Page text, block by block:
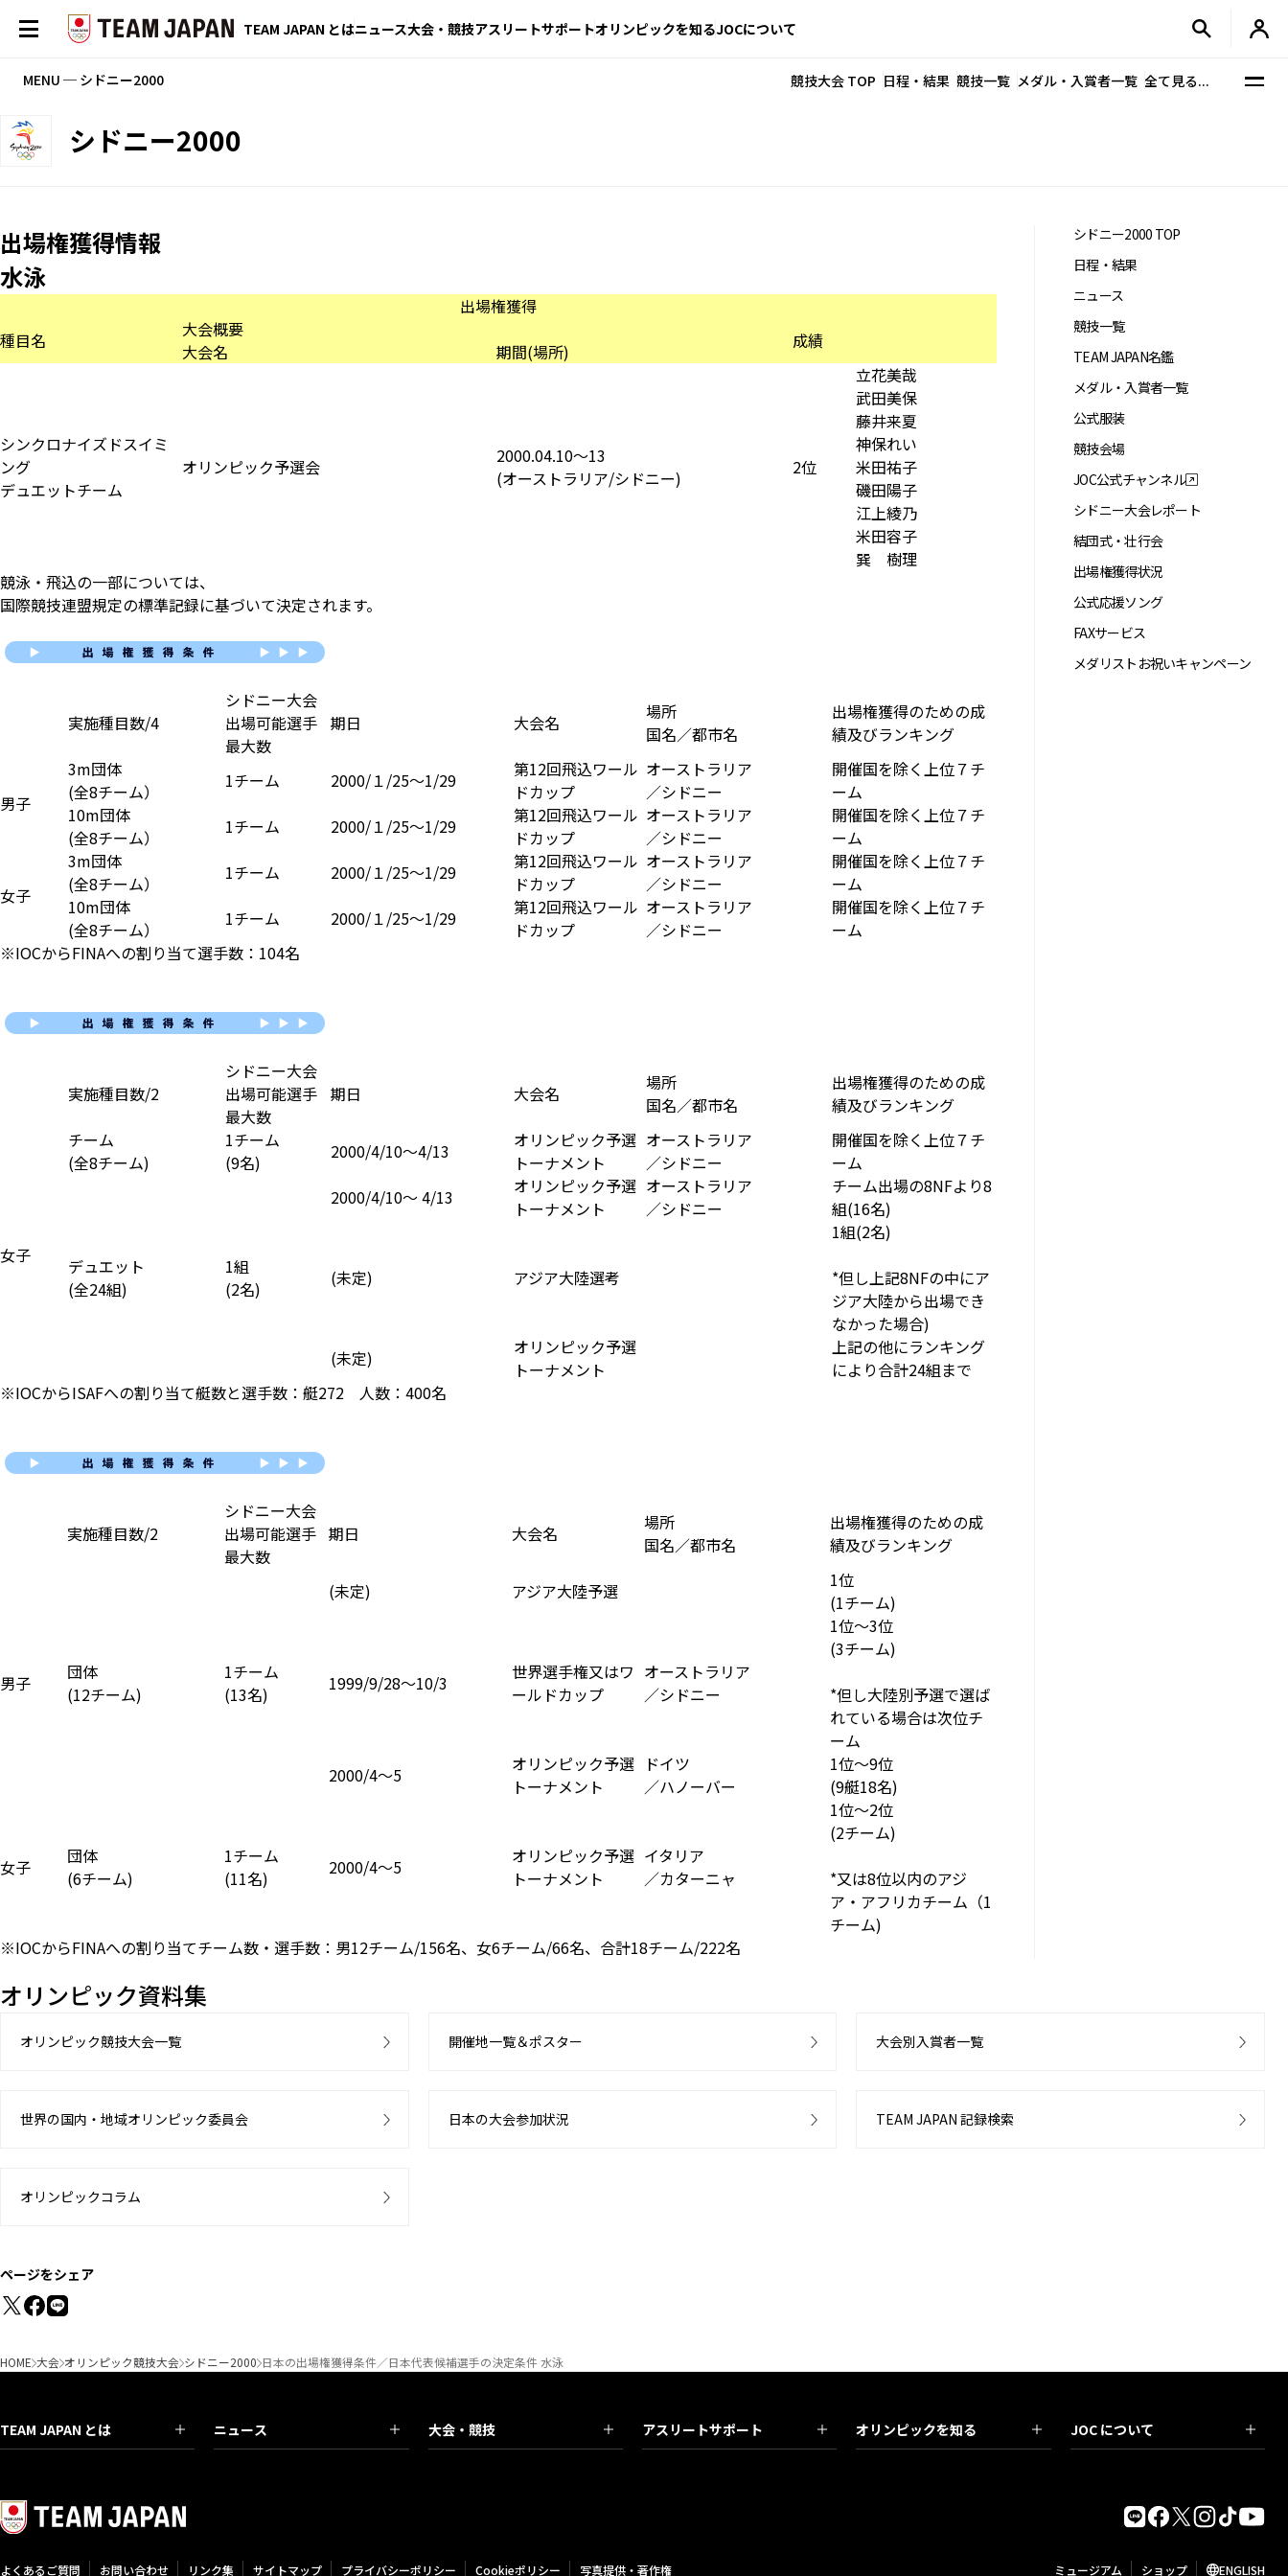
TEAM JAPAN とはニュース大会・競技アスリートサポートオリンピックを知るJOCについて
MENU ─ シドニー2000 競技大会 TOP 日程・結果 競技一覧 メダル・入賞者一覧 全て見る...
シドニー2000
出場権獲得情報
水泳
出場権獲得
種目名
大会概要 成績
大会名 期間(場所)
シンクロナイズドスイミ
ング
デュエットチーム
オリンピック予選会
2000.04.10〜13
(オーストラリア/シドニー)
2位
立花美哉
武田美保
藤井来夏
神保れい
米田祐子
磯田陽子
江上綾乃
米田容子
巽 樹理
競泳・飛込の一部については、
国際競技連盟規定の標準記録に基づいて決定されます。
実施種目数/4
シドニー大会
出場可能選手
最大数
期日 大会名
場所
国名／都市名
出場権獲得のための成
績及びランキング
男子
3m団体
(全8チーム）
1チーム 2000/１/25〜1/29
第12回飛込ワール
ドカップ
オーストラリア
／シドニー
開催国を除く上位７チ
ーム
10m団体
(全8チーム）
1チーム 2000/１/25〜1/29
第12回飛込ワール
ドカップ
オーストラリア
／シドニー
開催国を除く上位７チ
ーム
女子
3m団体
(全8チーム）
1チーム 2000/１/25〜1/29
第12回飛込ワール
ドカップ
オーストラリア
／シドニー
開催国を除く上位７チ
ーム
10m団体
(全8チーム）
1チーム 2000/１/25〜1/29
第12回飛込ワール
ドカップ
オーストラリア
／シドニー
開催国を除く上位７チ
ーム
※IOCからFINAへの割り当て選手数：104名
実施種目数/2
シドニー大会
出場可能選手
最大数
期日 大会名
場所
国名／都市名
出場権獲得のための成
績及びランキング
女子
チーム
(全8チーム)
1チーム
(9名)
2000/4/10〜4/13
オリンピック予選
トーナメント
オーストラリア
／シドニー
開催国を除く上位７チ
ーム
デュエット
(全24組)
1組
(2名)
2000/4/10〜 4/13
オリンピック予選
トーナメント
オーストラリア
／シドニー
チーム出場の8NFより8
組(16名)
(未定) アジア大陸選考
1組(2名)
*但し上記8NFの中にア
ジア大陸から出場でき
なかった場合)
(未定)
オリンピック予選
トーナメント
上記の他にランキング
により合計24組まで
※IOCからISAFへの割り当て艇数と選手数：艇272 人数：400名
実施種目数/2
シドニー大会
出場可能選手
最大数
期日 大会名
場所
国名／都市名
出場権獲得のための成
績及びランキング
男子
団体
(12チーム)
1チーム
(13名)
(未定) アジア大陸予選
1位
(1チーム)
1999/9/28〜10/3
世界選手権又はワ
ールドカップ
オーストラリア
／シドニー
1位〜3位
(3チーム)
*但し大陸別予選で選ば
れている場合は次位チ
ーム
2000/4〜5
オリンピック予選
トーナメント
ドイツ
／ハノーバー
1位〜9位
(9艇18名)
女子
団体
(6チーム)
1チーム
(11名)
2000/4〜5
オリンピック予選
トーナメント
イタリア
／カターニャ
1位〜2位
(2チーム)
*又は8位以内のアジ
ア・アフリカチーム（1
チーム)
※IOCからFINAへの割り当てチーム数・選手数：男12チーム/156名、女6チーム/66名、合計18チーム/222名
シドニー2000 TOP
日程・結果
ニュース
競技一覧
TEAM JAPAN名鑑
メダル・入賞者一覧
公式服装
競技会場
JOC公式チャンネル
シドニー大会レポート
結団式・壮行会
出場権獲得状況
公式応援ソング
FAXサービス
メダリストお祝いキャンペーン
オリンピック資料集
オリンピック競技大会一覧 開催地一覧＆ポスター 大会別入賞者一覧
世界の国内・地域オリンピック委員会 日本の大会参加状況 TEAM JAPAN 記録検索
オリンピックコラム
ページをシェア
HOME 大会 オリンピック競技大会 シドニー2000 日本の出場権獲得条件／日本代表候補選手の決定条件 水泳
TEAM JAPAN とは ニュース 大会・競技 アスリートサポート オリンピックを知る JOC について
よくあるご質問 お問い合わせ リンク集 サイトマップ プライバシーポリシー Cookieポリシー 写真提供・著作権 ミュージアム ショップ ENGLISH